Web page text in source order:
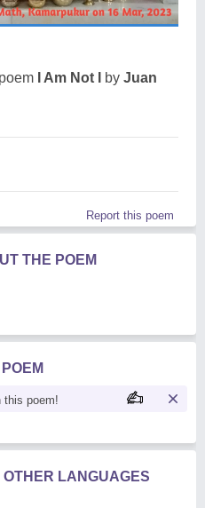
I Am Not I by Juan
Report this poem
THE POEM
this poem!
OTHER LANGUAGES